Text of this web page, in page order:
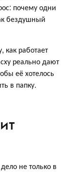
почему одни
бездушный
работает
реально дают
её хотелось
в папку.
не только в